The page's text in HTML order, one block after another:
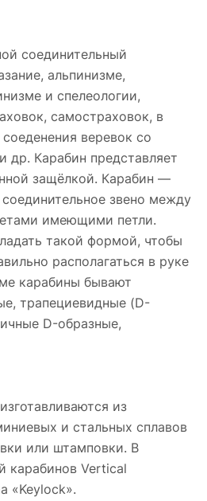
соединительный
альпинизме,
и спелеологии,
самостраховок, в
веревок со
Карабин представляет
защёлкой. Карабин —
звено между
имеющими петли.
такой формой, чтобы
располагаться в руке
карабины бывают
трапециевидные (D-
D-образные,
из
и стальных сплавов
или штамповки. В
карабинов Vertical
«Keylock».